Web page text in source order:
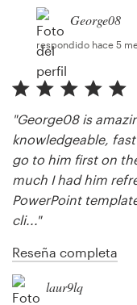
George08
respondido hace 5
"George08 is
knowledgeable,
go to him first on
much I had him
PowerPoint
cli..."
Reseña completa
laur9lq